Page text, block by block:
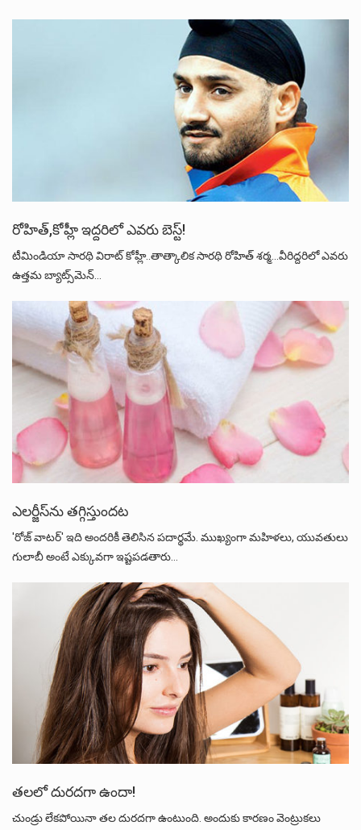
రోహిత్,కోహ్లీ ఇద్దరిలో ఎవరు బెస్ట్!
టీమిండియా సారథి విరాట్‌ కోహ్లీ..తాత్కాలిక సారథి రోహిత్‌ శర్మ...వీరిద్దరిలో ఎవరు
ఉత్తమ బ్యాట్స్‌మెన్‌…
ఎలర్జీస్‌ను తగ్గిస్తుందట
'రోజ్‌ వాటర్‌' ఇది అందరికీ తెలిసిన పదార్థమే. ముఖ్యంగా మహిళలు, యువతులు
గులాబీ అంటే ఎక్కువగా ఇష్టపడతారు…
తలలో దురదగా ఉందా!
చుండ్రు లేకపోయినా తల దురదగా ఉంటుంది. అందుకు కారణం వెంట్రుకలు